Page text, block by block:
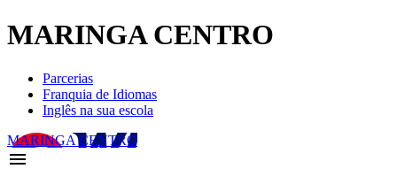
MARINGA CENTRO
Parcerias
Franquia de Idiomas
Inglês na sua escola
MARINGA CENTRO
menu